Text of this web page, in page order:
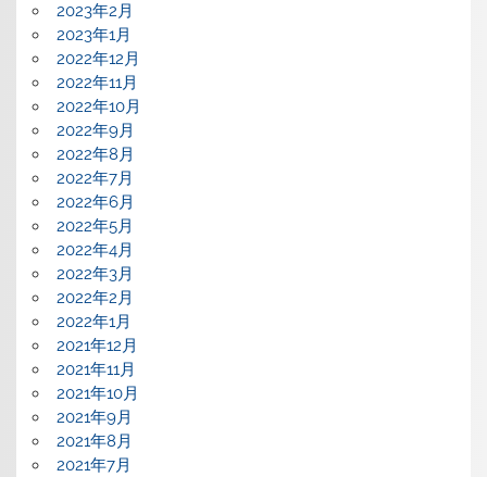
2023年2月
2023年1月
2022年12月
2022年11月
2022年10月
2022年9月
2022年8月
2022年7月
2022年6月
2022年5月
2022年4月
2022年3月
2022年2月
2022年1月
2021年12月
2021年11月
2021年10月
2021年9月
2021年8月
2021年7月